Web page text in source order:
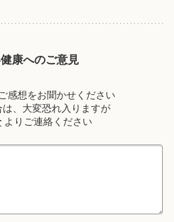
康へのご意見
感想をお聞かせください
、大変恐れ入りますが
よりご連絡ください